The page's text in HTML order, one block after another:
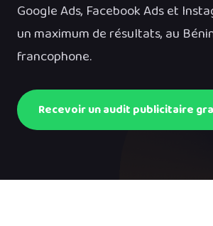
Google Ads, Facebook Ads et
un maximum de résultats, au
francophone.
Recevoir un audit publicitaire